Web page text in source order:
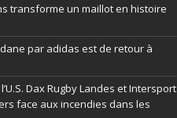
transforme un maillot en histoire
par adidas est de retour à
Dax Rugby Landes et Intersport
face aux incendies dans les